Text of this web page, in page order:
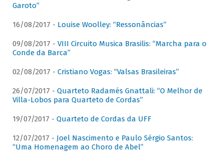
Garoto”
16/08/2017 - Louise Woolley: “Ressonâncias”
09/08/2017 - VIII Circuito Musica Brasilis: “Marcha para o
Conde da Barca”
02/08/2017 - Cristiano Vogas: “Valsas Brasileiras”
26/07/2017 - Quarteto Radamés Gnattali: “O Melhor de
Villa-Lobos para Quarteto de Cordas”
19/07/2017 - Quarteto de Cordas da UFF
12/07/2017 - Joel Nascimento e Paulo Sérgio Santos:
“Uma Homenagem ao Choro de Abel”